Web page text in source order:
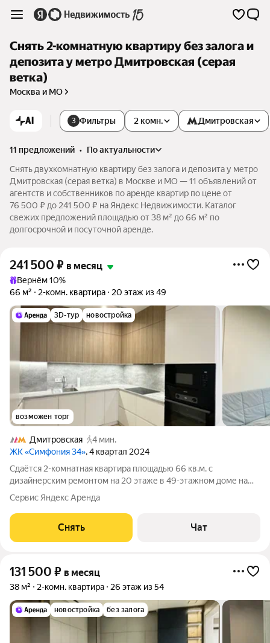
Снять 2-комнатную квартиру без залога и
депозита у метро Дмитровская (серая
ветка)
Москва и МО
AI 3 Фильтры 2 комн. Дмитровская
11 предложений •
по актуальности
Снять двухкомнатную квартиру без залога и депозита у метро
Дмитровская (серая ветка) в Москве и МО — 11 объявлений от
агентств и собственников по аренде квартир по цене от
76 500 ₽ до 241 500 ₽ на Яндекс Недвижимости. Каталог
свежих предложений площадью от 38 м² до 66 м² по
долгосрочной и посуточной аренде.
241 500 ₽ в месяц
Вернём 10%
66 м²
2-комн. квартира 20 этаж из 49
3D-тур новостройка
возможен торг
Дмитровская
4 мин.
ЖК «Симфония 34», 4 квартал 2024
Сдаётся 2-комнатная квартира площадью 66 кв.м. с
дизайнерским ремонтом на 20 этаже в 49-этажном доме на
срок от 11 месяцев. Из техники есть: Духовой шкаф Стиральная
машина Холодильник Посудомоечная машина Кондиционер
Микроволновка Дом -
Сервис Яндекс Аренда
Снять Чат
131 500 ₽ в месяц
38 м² 2-комн. квартира 26 этаж из 54
новостройка без залога